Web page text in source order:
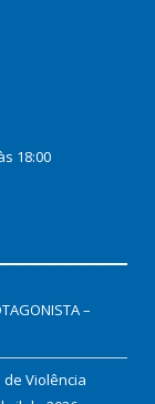
18:00
–
de Violência